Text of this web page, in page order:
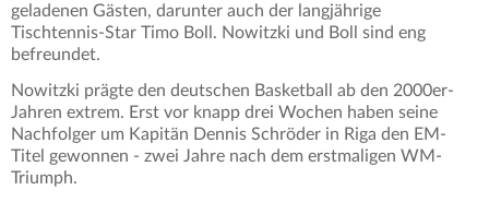
geladenen Gästen, darunter auch der langjährige
Tischtennis-Star Timo Boll. Nowitzki und Boll sind eng
befreundet.
Nowitzki prägte den deutschen Basketball ab den 2000er-
Jahren extrem. Erst vor knapp drei Wochen haben seine
Nachfolger um Kapitän Dennis Schröder in Riga den EM-
Titel gewonnen - zwei Jahre nach dem erstmaligen WM-
Triumph.